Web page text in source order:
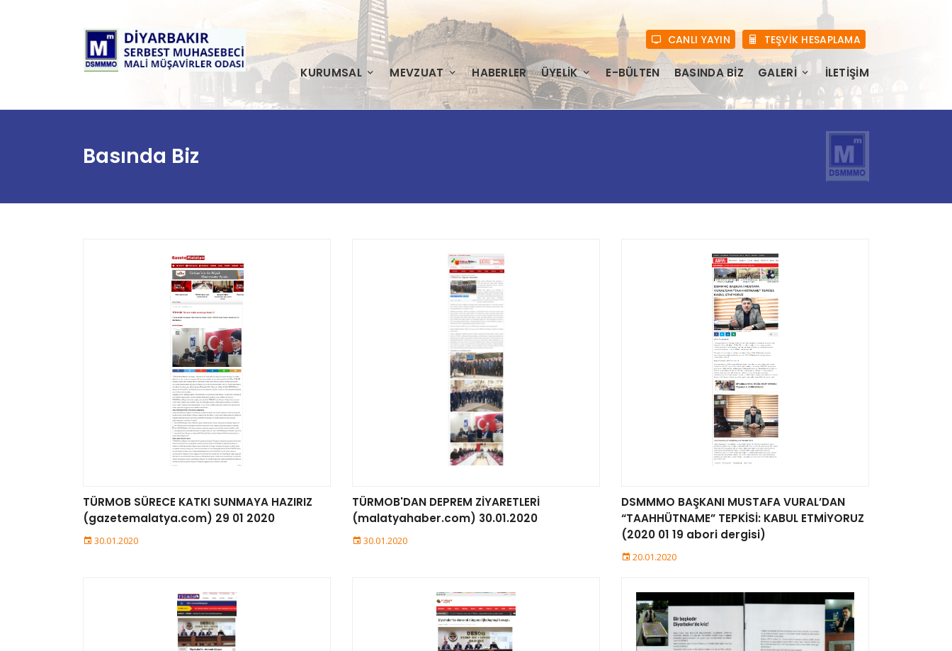
CANLI YAYIN TEŞVİK HESAPLAMA
KURUMSAL MEVZUAT HABERLER ÜYELIK E-BÜLTEN BASINDA BIZ GALERI İLETIŞIM
Basında Biz
TÜRMOB SÜRECE KATKI SUNMAYA HAZIRIZ
(gazetemalatya.com) 29 01 2020
30.01.2020
TÜRMOB'DAN DEPREM ZİYARETLERİ
(malatyahaber.com) 30.01.2020
30.01.2020
DSMMMO BAŞKANI MUSTAFA VURAL’DAN
“TAAHHÜTNAME” TEPKİSİ: KABUL ETMİYORUZ
(2020 01 19 abori dergisi)
20.01.2020